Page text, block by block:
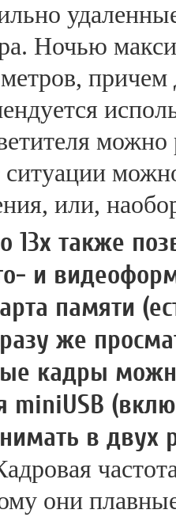
Ночью
можно
ситуации
или,
13x также
и
памяти
же
кадры
miniUSB
в двух
они